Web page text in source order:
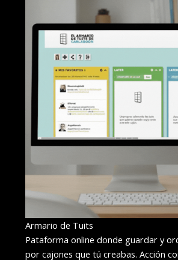
Armario de Tuits
Pataforma online donde guardar y
por cajones que tú creabas. Acción